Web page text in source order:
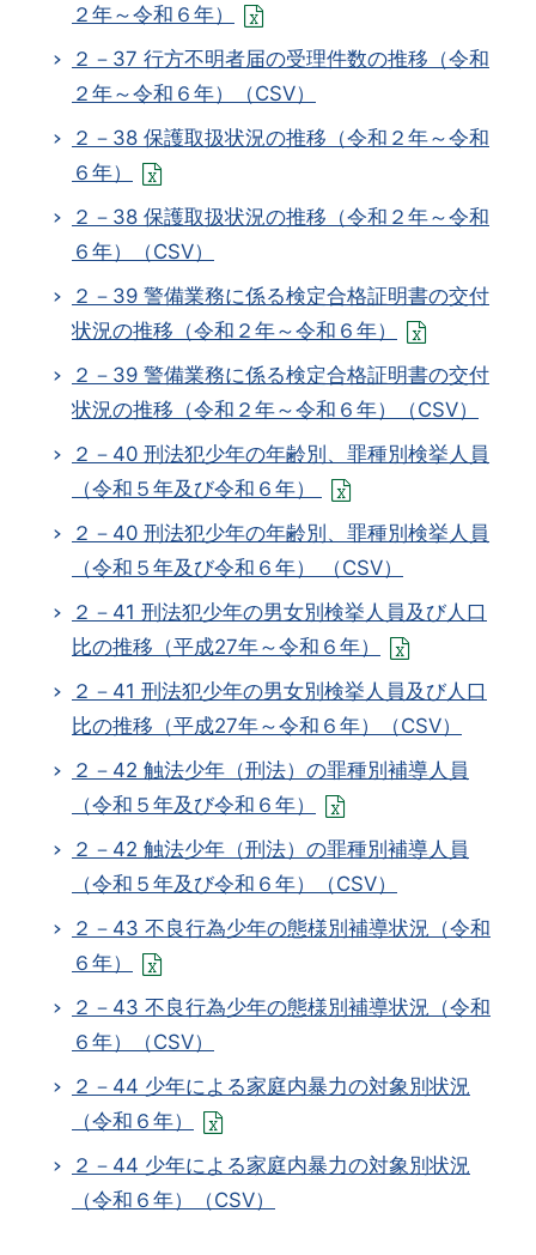
２年～令和６年）
２－37 行方不明者届の受理件数の推移（令和
２年～令和６年）（CSV）
２－38 保護取扱状況の推移（令和２年～令和
６年）
２－38 保護取扱状況の推移（令和２年～令和
６年）（CSV）
２－39 警備業務に係る検定合格証明書の交付
状況の推移（令和２年～令和６年）
２－39 警備業務に係る検定合格証明書の交付
状況の推移（令和２年～令和６年）（CSV）
２－40 刑法犯少年の年齢別、罪種別検挙人員
（令和５年及び令和６年）
２－40 刑法犯少年の年齢別、罪種別検挙人員
（令和５年及び令和６年） （CSV）
２－41 刑法犯少年の男女別検挙人員及び人口
比の推移（平成27年～令和６年）
２－41 刑法犯少年の男女別検挙人員及び人口
比の推移（平成27年～令和６年）（CSV）
２－42 触法少年（刑法）の罪種別補導人員
（令和５年及び令和６年）
２－42 触法少年（刑法）の罪種別補導人員
（令和５年及び令和６年）（CSV）
２－43 不良行為少年の態様別補導状況（令和
６年）
２－43 不良行為少年の態様別補導状況（令和
６年）（CSV）
２－44 少年による家庭内暴力の対象別状況
（令和６年）
２－44 少年による家庭内暴力の対象別状況
（令和６年）（CSV）